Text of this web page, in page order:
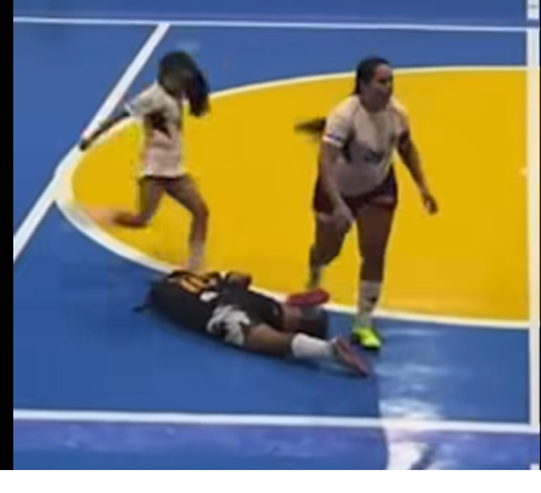
bebeği almak amacıyla işlenmiş olabileceği ihtimali
araştırılıyor. Ancak bunun henüz kanıtlanmış bir sonuç
değil, soruşturma kapsamında değerlendirilen bir ihtimal
olduğu belirtiliyor.
Ailenin açıklamasına göre Potosi bir kız çocuğu
bekliyordu. 12 Ağustos’ta dünyaya gelmesi beklenen
bebeğe “Alahia” adı verilmişti.
Maria Potosi toprağa verilirken soruşturmanın en
önemli sorusu hâlâ yanıt bekliyor: Alahia nerede ve